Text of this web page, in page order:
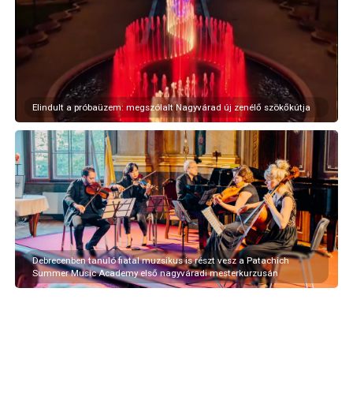
Elindult a próbaüzem: megszólalt Nagyvárad új zenélő szökőkútja
Debrecenben tanuló fiatal muzsikus is részt vesz a Patachich
Summer Music Academy első nagyváradi mesterkurzusán